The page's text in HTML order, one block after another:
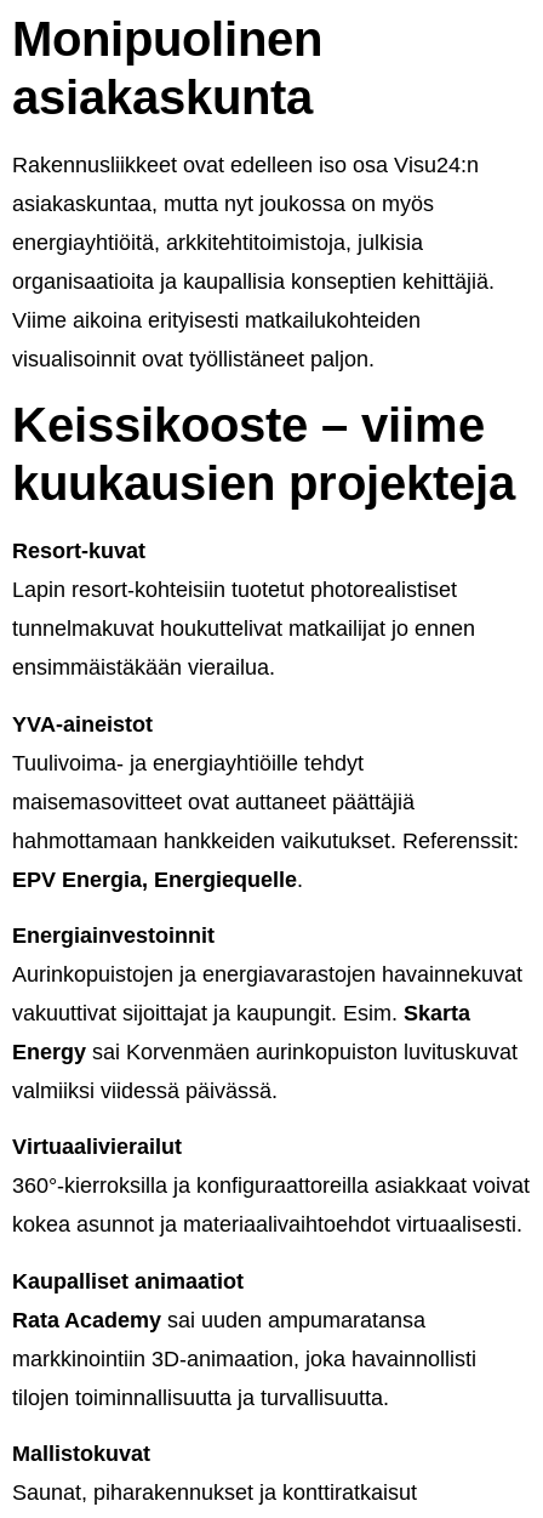
Monipuolinen
asiakaskunta
Rakennusliikkeet ovat edelleen iso osa Visu24:n
asiakaskuntaa, mutta nyt joukossa on myös
energiayhtiöitä, arkkitehtitoimistoja, julkisia
organisaatioita ja kaupallisia konseptien kehittäjiä.
Viime aikoina erityisesti matkailukohteiden
visualisoinnit ovat työllistäneet paljon.
Keissikooste – viime
kuukausien projekteja
Resort-kuvat
Lapin resort-kohteisiin tuotetut photorealistiset
tunnelmakuvat houkuttelivat matkailijat jo ennen
ensimmäistäkään vierailua.
YVA-aineistot
Tuulivoima- ja energiayhtiöille tehdyt
maisemasovitteet ovat auttaneet päättäjiä
hahmottamaan hankkeiden vaikutukset. Referenssit:
EPV Energia, Energiequelle.
Energiainvestoinnit
Aurinkopuistojen ja energiavarastojen havainnekuvat
vakuuttivat sijoittajat ja kaupungit. Esim. Skarta
Energy sai Korvenmäen aurinkopuiston luvituskuvat
valmiiksi viidessä päivässä.
Virtuaalivierailut
360°-kierroksilla ja konfiguraattoreilla asiakkaat voivat
kokea asunnot ja materiaalivaihtoehdot virtuaalisesti.
Kaupalliset animaatiot
Rata Academy sai uuden ampumaratansa
markkinointiin 3D-animaation, joka havainnollisti
tilojen toiminnallisuutta ja turvallisuutta.
Mallistokuvat
Saunat, piharakennukset ja konttiratkaisut